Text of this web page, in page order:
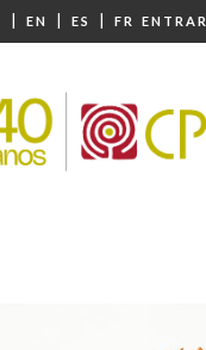
| EN | ES | FR ENTRAR